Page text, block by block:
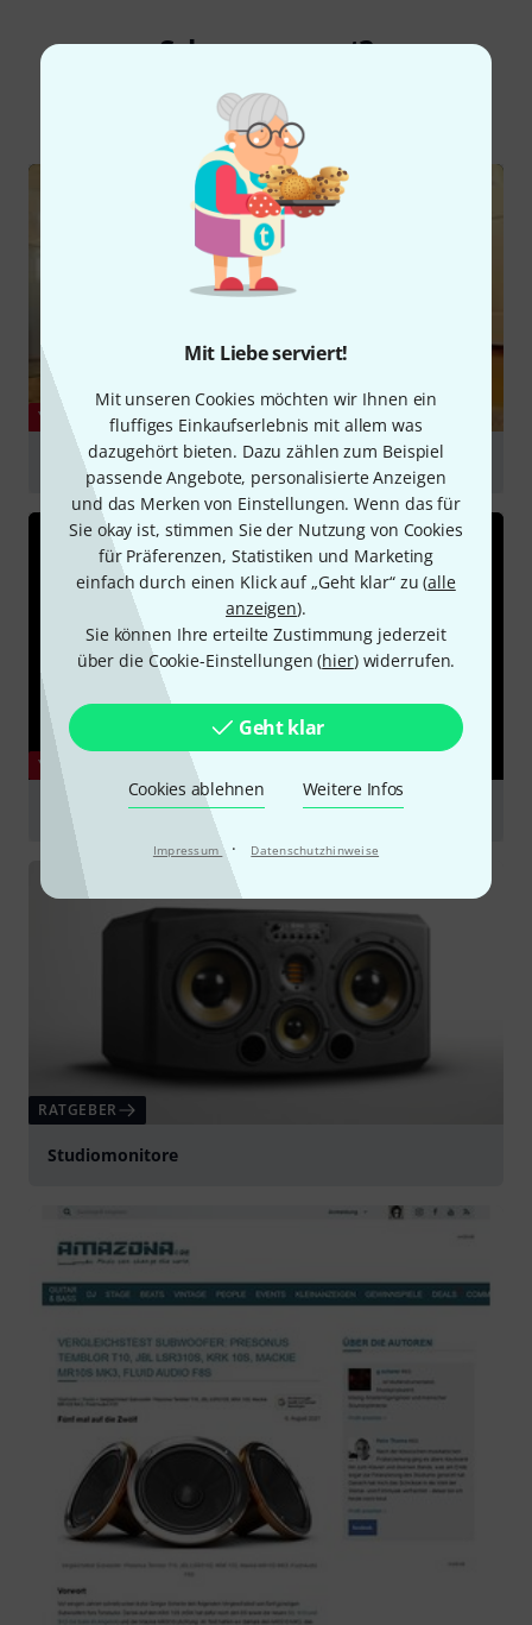
Mit Liebe serviert!
Mit unseren Cookies möchten wir Ihnen ein
fluffiges Einkaufserlebnis mit allem was
dazugehört bieten. Dazu zählen zum Beispiel
passende Angebote, personalisierte Anzeigen
und das Merken von Einstellungen. Wenn das für
Sie okay ist, stimmen Sie der Nutzung von Cookies
für Präferenzen, Statistiken und Marketing
einfach durch einen Klick auf „Geht klar“ zu (alle
anzeigen).
Sie können Ihre erteilte Zustimmung jederzeit
über die Cookie-Einstellungen (hier) widerrufen.
Geht klar
Cookies ablehnen Weitere Infos
Impressum · Datenschutzhinweise
Schon gewusst?
Ratgeber
YOUTUBE
JBL LSR 310S Studio Subwoofer Review
abspielen
YOUTUBE
JBL LSR310S Unboxing & Sound test
RATGEBER
Studiomonitore